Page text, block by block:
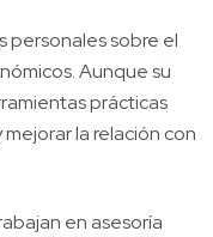
personales sobre el
Aunque su
prácticas
la relación con
en asesoría